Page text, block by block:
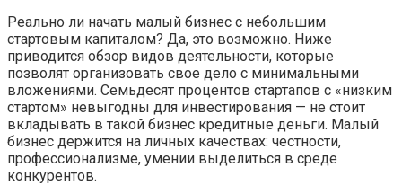
Реально ли начать малый бизнес с небольшим
стартовым капиталом? Да, это возможно. Ниже
приводится обзор видов деятельности, которые
позволят организовать свое дело с минимальными
вложениями. Семьдесят процентов стартапов с «низким
стартом» невыгодны для инвестирования — не стоит
вкладывать в такой бизнес кредитные деньги. Малый
бизнес держится на личных качествах: честности,
профессионализме, умении выделиться в среде
конкурентов.